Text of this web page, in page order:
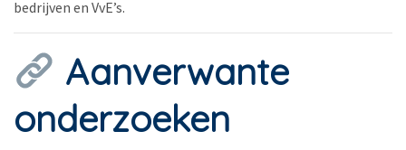
bedrijven en VvE’s.
Aanverwante
onderzoeken